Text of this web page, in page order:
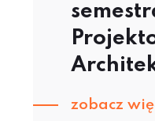
zobacz